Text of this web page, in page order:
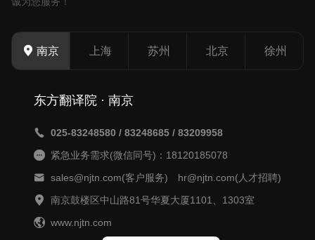
南京 上海 苏州 北京 徐州
东方翻译院 · 南京
025-83248580 / 83248685 / 83209958
紧急业务需求(微信同号)：18120185078
sales@njtn.com(客户服务) hr@njtn.com(人才招聘)
南京鼓楼区中山路81号华夏大厦1101、1303室
www.njtn.com